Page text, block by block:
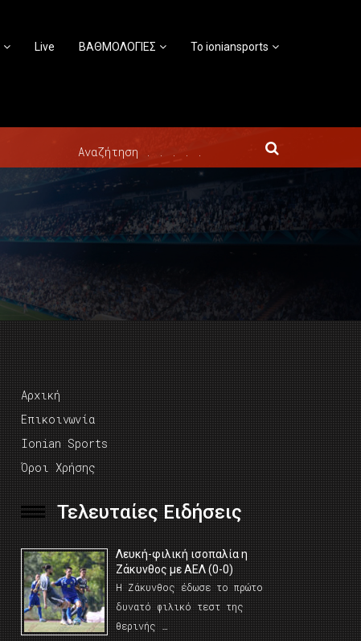
Live ΒΑΘΜΟΛΟΓΙΕΣ Το ioniansports
Αρχική
Επικοινωνία
Ionian Sports
Όροι Χρήσης
Τελευταίες Ειδήσεις
Λευκή-φιλική ισοπαλία η
Ζάκυνθος με ΑΕΛ (0-0)
Η Ζάκυνθος έδωσε το πρώτο
δυνατό φιλικό τεστ της
θερινής …